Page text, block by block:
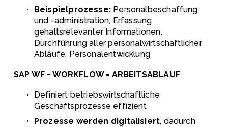
Beispielprozesse: Personalbeschaffung
und -administration, Erfassung
gehaltsrelevanter Informationen,
Durchführung aller personalwirtschaftlicher
Abläufe, Personalentwicklung
SAP WF - WORKFLOW = ARBEITSABLAUF
Definiert betriebswirtschaftliche
Geschäftsprozesse effizient
Prozesse werden digitalisiert, dadurch